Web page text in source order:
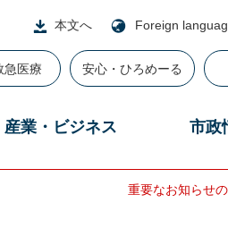
本文へ Foreign
急医療 安心・ひろめーる
産業・ビジネス 市政
重要なお知らせ